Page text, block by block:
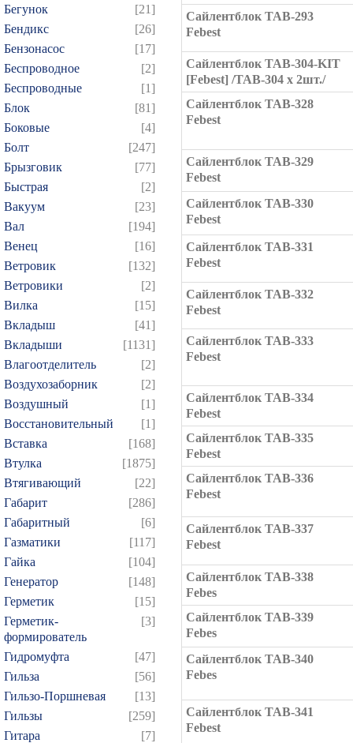
Бегунок
[21]
Бендикс
[26]
Бензонасос
[17]
Беспроводное
[2]
Беспроводные
[1]
Блок
[81]
Боковые
[4]
Болт
[247]
Брызговик
[77]
Быстрая
[2]
Вакуум
[23]
Вал
[194]
Венец
[16]
Ветровик
[132]
Ветровики
[2]
Вилка
[15]
Вкладыш
[41]
Вкладыши
[1131]
Влагоотделитель
[2]
Воздухозаборник
[2]
Воздушный
[1]
Восстановительный
[1]
Вставка
[168]
Втулка
[1875]
Втягивающий
[22]
Габарит
[286]
Габаритный
[6]
Газматики
[117]
Гайка
[104]
Генератор
[148]
Герметик
[15]
Герметик-
формирователь
[3]
Гидромуфта
[47]
Гильза
[56]
Гильзо-Поршневая
[13]
Гильзы
[259]
Гитара
[7]
Сайлентблок TAB-293
Febest
Сайлентблок TAB-304-KIT
[Febest] /TAB-304 x 2шт./
Сайлентблок TAB-328
Febest
Сайлентблок TAB-329
Febest
Сайлентблок TAB-330
Febest
Сайлентблок TAB-331
Febest
Сайлентблок TAB-332
Febest
Сайлентблок TAB-333
Febest
Сайлентблок TAB-334
Febest
Сайлентблок TAB-335
Febest
Сайлентблок TAB-336
Febest
Сайлентблок TAB-337
Febest
Сайлентблок TAB-338
Febes
Сайлентблок TAB-339
Febes
Сайлентблок TAB-340
Febes
Сайлентблок TAB-341
Febest